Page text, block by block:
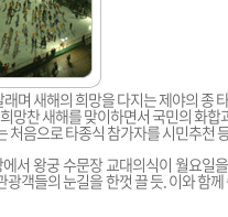
며 새해의 희망을 다지는 제야의 종
망찬 새해를 맞이하면서 국민의 화
처음으로 타종식 참가자를 시민추천
서 왕궁 수문장 교대의식이 월요일
광객들의 눈길을 한껏 끌 듯. 이와 함